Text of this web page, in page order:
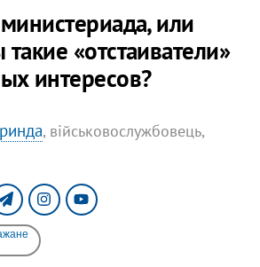
или
«отстаиватели»
интересов?
, військовослужбовець,